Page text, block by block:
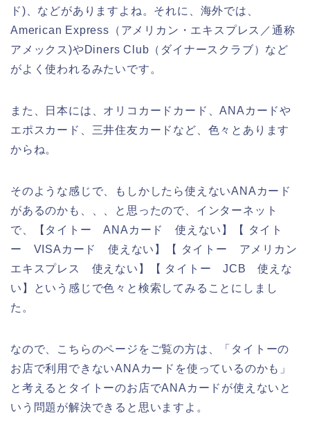
ド)、などがありますよね。それに、海外では、
American Express（アメリカン・エキスプレス／通称
アメックス)やDiners Club（ダイナースクラブ）など
がよく使われるみたいです。
また、日本には、オリコカードカード、ANAカードや
エポスカード、三井住友カードなど、色々とあります
からね。
そのような感じで、もしかしたら使えないANAカード
があるのかも、、、と思ったので、インターネット
で、【タイトー ANAカード 使えない】【 タイト
ー VISAカード 使えない】【 タイトー アメリカン
エキスプレス 使えない】【 タイトー JCB 使えな
い】という感じで色々と検索してみることにしまし
た。
なので、こちらのページをご覧の方は、「タイトーの
お店で利用できないANAカードを使っているのかも」
と考えるとタイトーのお店でANAカードが使えないと
いう問題が解決できると思いますよ。